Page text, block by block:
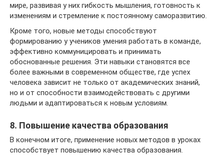
мире, развивая у них гибкость мышления, готовность к
изменениям и стремление к постоянному саморазвитию.
Кроме того, новые методы способствуют
формированию у учеников умения работать в команде,
эффективно коммуницировать и принимать
обоснованные решения. Эти навыки становятся все
более важными в современном обществе, где успех
человека зависит не только от академических знаний,
но и от способности взаимодействовать с другими
людьми и адаптироваться к новым условиям.
8. Повышение качества образования
В конечном итоге, применение новых методов в уроках
способствует повышению качества образования.